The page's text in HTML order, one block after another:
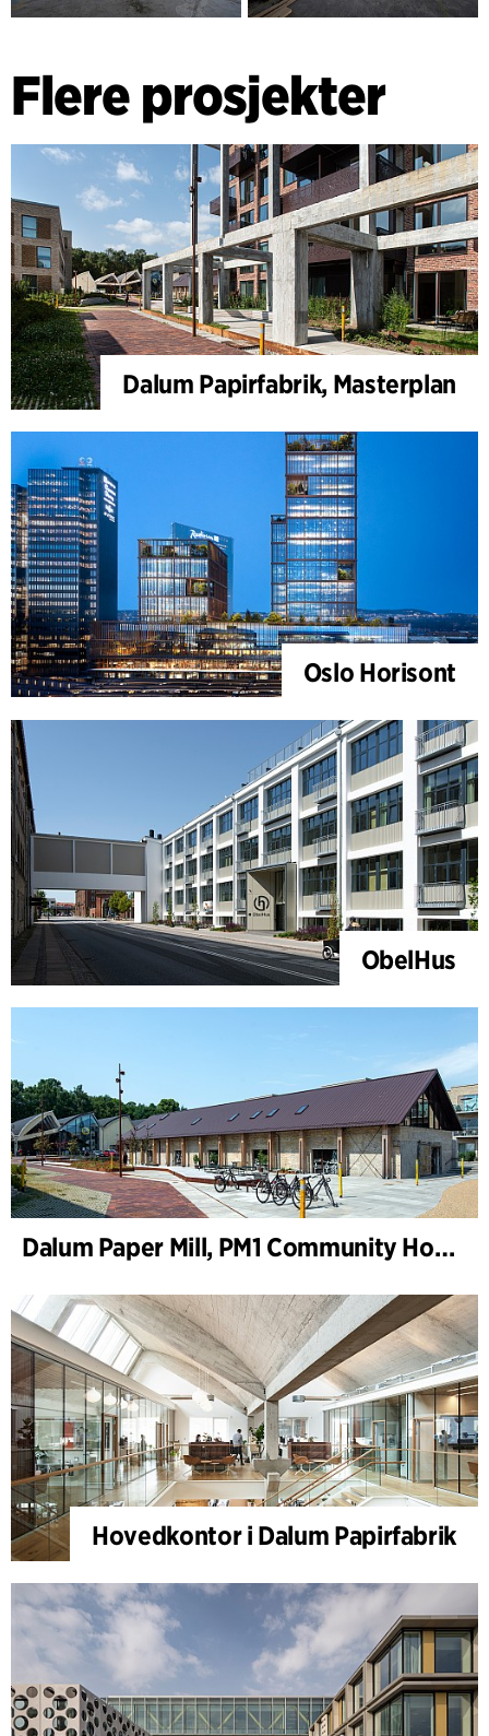
Flere prosjekter
Dalum Papirfabrik, Masterplan
Oslo Horisont
ObelHus
Dalum Paper Mill, PM1 Community House
Hovedkontor i Dalum Papirfabrik